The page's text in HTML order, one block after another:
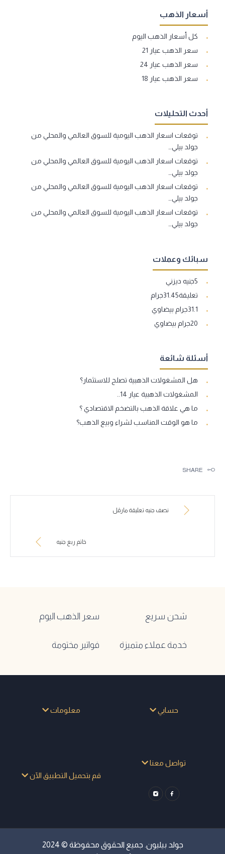
أسعار الذهب
كل أسعار الذهب اليوم
سعر الذهب عيار 21
سعر الذهب عيار 24
سعر الذهب عيار 18
أحدث التحليلات
توقعات اسعار الذهب اليومية للسوق العالمي والمحلي من
جولد بيلي…
توقعات اسعار الذهب اليومية للسوق العالمي والمحلي من
جولد بيلي…
توقعات اسعار الذهب اليومية للسوق العالمي والمحلي من
جولد بيلي…
توقعات اسعار الذهب اليومية للسوق العالمي والمحلي من
جولد بيلي…
سبائك وعملات
5جنيه ديزني
تعليقة31.45جرام
31.1جرام بيضاوي
20جرام بيضاوي
أسئلة شائعة
هل المشغولات الذهبية تصلح للاستثمار؟
المشغولات الذهبية عيار 14..
ما هي علاقة الذهب بالتضخم الاقتصادي ؟
ما هو الوقت المناسب لشراء وبيع الذهب؟
SHARE
نصف جنيه تعليقة مارڤل
خاتم ربع جنيه
شحن سريع سعر الذهب اليوم
خدمة عملاء متميزة فواتير مختومة
حسابي معلومات
تواصل معنا
قم بتحميل التطبيق الآن
جولد بيليون. جميع الحقوق محفوظة © 2024